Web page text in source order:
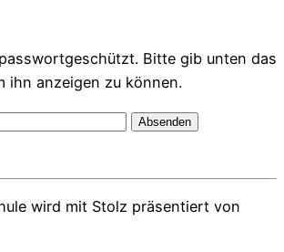
Bitte gib unten das
ihn anzeigen zu können.
wird mit Stolz präsentiert von